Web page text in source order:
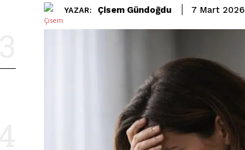
YAZAR: Çisem Gündoğdu 7 Mart 2026